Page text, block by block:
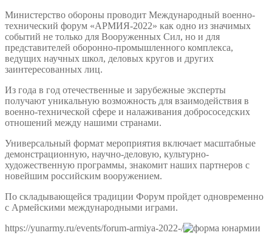
Министерство обороны проводит Международный военно-
технический форум «АРМИЯ-2022» как одно из значимых
событий не только для Вооруженных Сил, но и для
представителей оборонно-промышленного комплекса,
ведущих научных школ, деловых кругов и других
заинтересованных лиц.
Из года в год отечественные и зарубежные эксперты
получают уникальную возможность для взаимодействия в
военно-технической сфере и налаживания добрососедских
отношений между нашими странами.
Универсальный формат мероприятия включает масштабные
демонстрационную, научно-деловую, культурно-
художественную программы, знакомит наших партнеров с
новейшим российским вооружением.
По складывающейся традиции Форум пройдет одновременно
с Армейскими международными играми.
https://yunarmy.ru/events/forum-armiya-2022-/